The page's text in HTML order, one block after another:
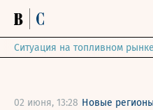
Ситуация на топливном
02 июня, 13:28 Новые регионы